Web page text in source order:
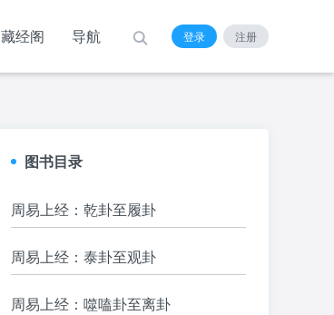
藏经阁 导航 登录 注册
图书目录
周易上经：乾卦至履卦
周易上经：泰卦至观卦
周易上经：噬嗑卦至离卦